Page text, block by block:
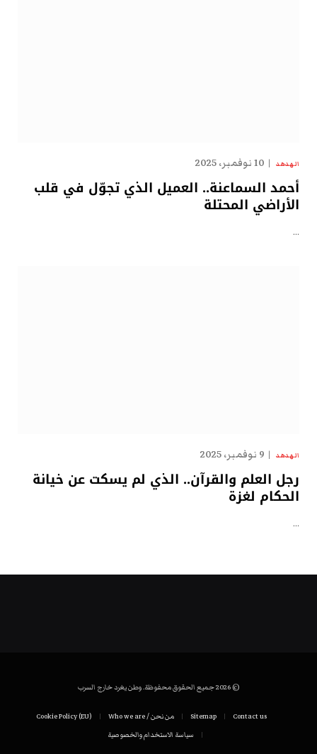
الهدهد 10 نوفمبر، 2025
أحمد السماعنة.. العميل الذي تجوّل في قلب
الأراضي المحتلة
…
الهدهد 9 نوفمبر، 2025
رجل العلم والقرآن.. الذي لم يسكت عن خيانة
الحكام لغزة
…
© 2026 جميع الحقوق محفوظة. وطن يغرد خارج السرب
Contact us
Sitemap من نحن / Who we are
Cookie Policy (EU)
سياسة الاستخدام والخصوصية